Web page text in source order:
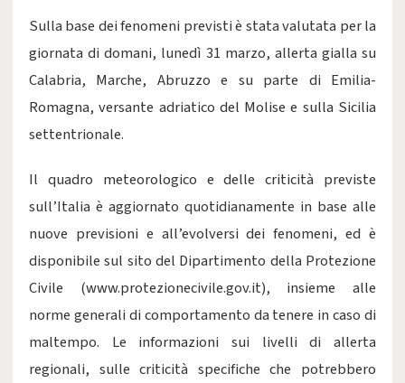
Sulla base dei fenomeni previsti è stata valutata per la
giornata di domani, lunedì 31 marzo, allerta gialla su
Calabria, Marche, Abruzzo e su parte di Emilia-
Romagna, versante adriatico del Molise e sulla Sicilia
settentrionale.
Il quadro meteorologico e delle criticità previste
sull’Italia è aggiornato quotidianamente in base alle
nuove previsioni e all’evolversi dei fenomeni, ed è
disponibile sul sito del Dipartimento della Protezione
Civile (www.protezionecivile.gov.it), insieme alle
norme generali di comportamento da tenere in caso di
maltempo. Le informazioni sui livelli di allerta
regionali, sulle criticità specifiche che potrebbero